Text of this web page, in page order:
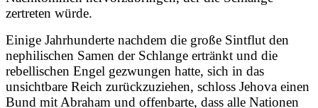
zertreten würde.
Einige Jahrhunderte nachdem die große Sintflut den
nephilischen Samen der Schlange ertränkt und die
rebellischen Engel gezwungen hatte, sich in das
unsichtbare Reich zurückzuziehen, schloss Jehova einen
Bund mit Abraham und offenbarte, dass alle Nationen